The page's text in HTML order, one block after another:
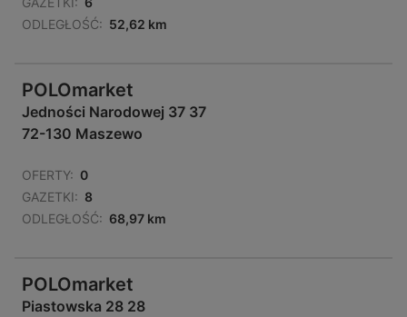
ODLEGŁOŚĆ: 52,62 km
POLOmarket
Jedności Narodowej 37 37
72-130 Maszewo
OFERTY: 0
GAZETKI: 8
ODLEGŁOŚĆ: 68,97 km
POLOmarket
Piastowska 28 28